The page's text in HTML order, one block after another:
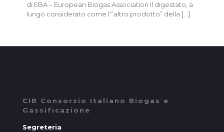
di EBA – European Biogas Association Il digestato, a
lungo considerato come l'”altro prodotto” della […]
CIB Consorzio Italiano Biogas e
Gassificazione
Segreteria